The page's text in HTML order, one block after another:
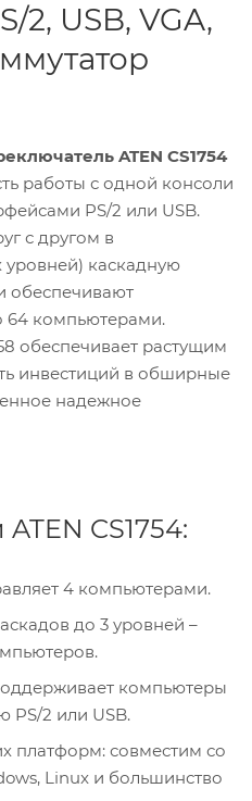
2, USB, VGA,
ATEN CS1754
работы с одной консоли
PS/2 или USB.
с другом в
каскадную
обеспечивают
64 компьютерами.
обеспечивает растущим
инвестиций в обширные
надежное
CS1754:
4 компьютерами.
до 3 уровней –
компьютеры
PS/2 или USB.
платформ: совместим со
Linux и большинство